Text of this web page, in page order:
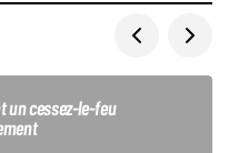
un cessez-le-feu